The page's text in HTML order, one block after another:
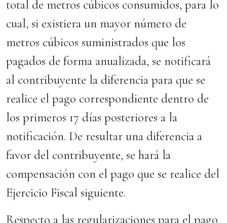
total de metros cúbicos consumidos, para lo
cual, si existiera un mayor número de
metros cúbicos suministrados que los
pagados de forma anualizada, se notificará
al contribuyente la diferencia para que se
realice el pago correspondiente dentro de
los primeros 17 días posteriores a la
notificación. De resultar una diferencia a
favor del contribuyente, se hará la
compensación con el pago que se realice del
Ejercicio Fiscal siguiente.
Respecto a las regularizaciones para el pago